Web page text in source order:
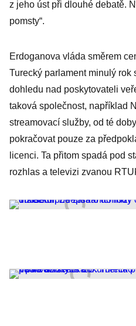
z jeho úst při dlouhé debatě.
pomsty“.
Erdoganova vláda směrem
Turecký parlament minulý
dohledu nad poskytovateli
taková společnost, například
streamovací služby, od té
pokračovat pouze za
licenci. Ta přitom spadá pod
rozhlas a televizi zvanou